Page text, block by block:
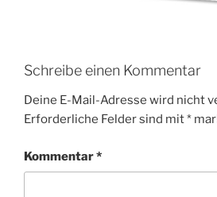
Schreibe einen Kommentar
Deine E-Mail-Adresse wird nicht
Erforderliche Felder sind mit*
Kommentar*